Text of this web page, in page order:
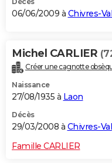
06/06/2009 à Chivres-Val
Michel CARLIER
Créer une cagnotte
Naissance
27/08/1935 à Laon
Décès
29/03/2008 à Chivres-Val
Famille CARLIER